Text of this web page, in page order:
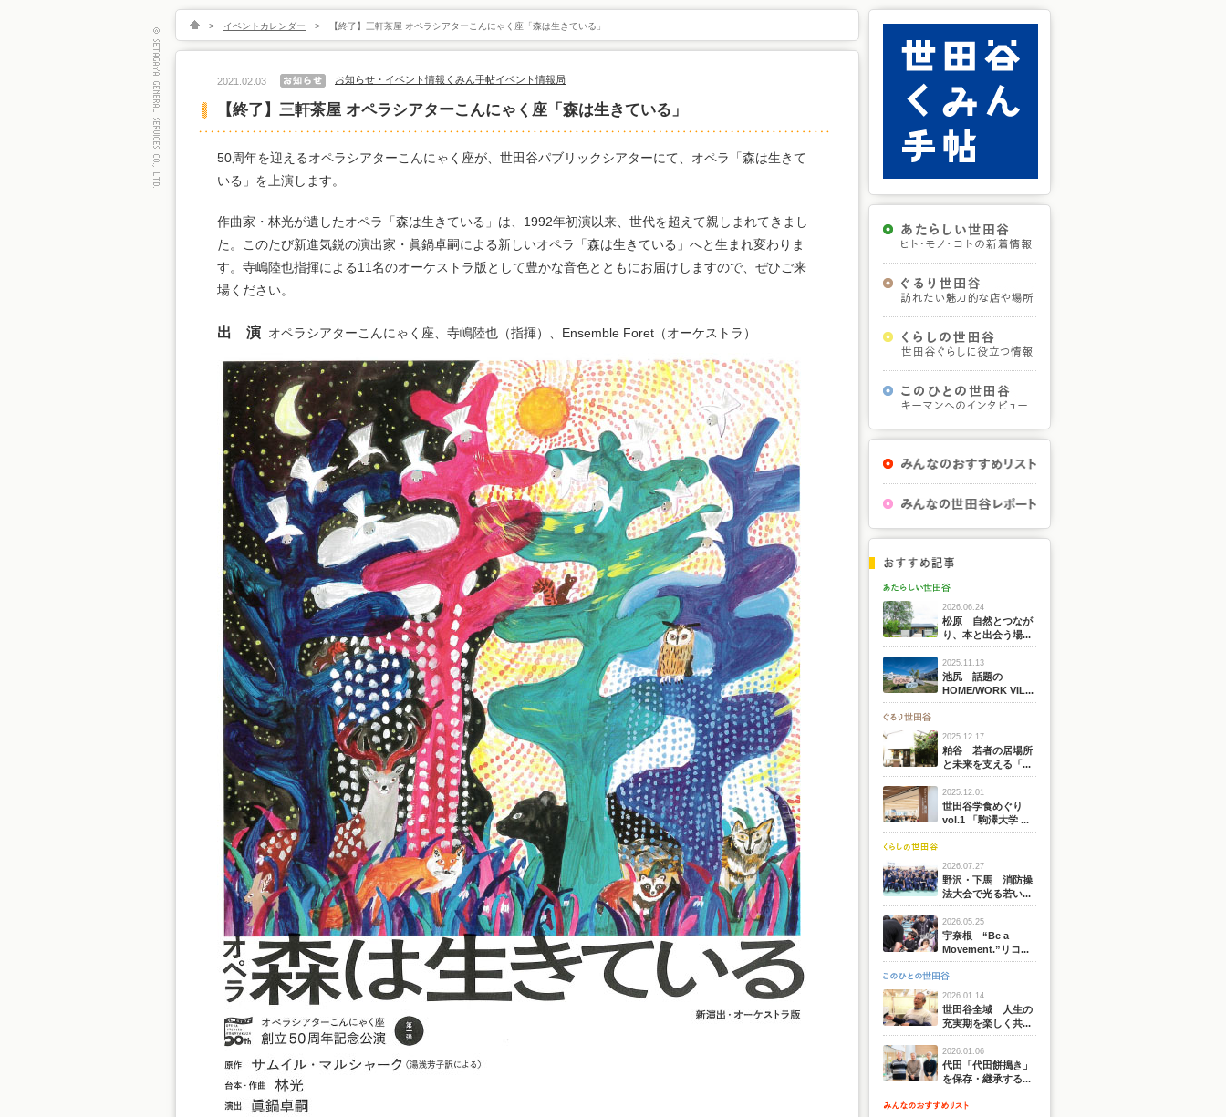
> イベントカレンダー > 【終了】三軒茶屋 オペラシアターこんにゃく座「森は生きている」
2021.02.03 お知らせ・イベント情報 くみん手帖イベント情報局
【終了】三軒茶屋 オペラシアターこんにゃく座「森は生きている」
50周年を迎えるオペラシアターこんにゃく座が、世田谷パブリックシアターにて、オペラ「森は生きて
いる」を上演します。
作曲家・林光が遺したオペラ「森は生きている」は、1992年初演以来、世代を超えて親しまれてきまし
た。このたび新進気鋭の演出家・眞鍋卓嗣による新しいオペラ「森は生きている」へと生まれ変わりま
す。寺嶋陸也指揮による11名のオーケストラ版として豊かな音色とともにお届けしますので、ぜひご来
場ください。
出 演 オペラシアターこんにゃく座、寺嶋陸也（指揮）、Ensemble Foret（オーケストラ）
2026.06.24
松原 自然とつなが
り、本と出会う場...
2025.11.13
池尻 話題の
HOME/WORK VIL...
2025.12.17
粕谷 若者の居場所
と未来を支える「...
2025.12.01
世田谷学食めぐり
vol.1 「駒澤大学 ...
2026.07.27
野沢・下馬 消防操
法大会で光る若い...
2026.05.25
宇奈根 “Be a
Movement.”リコ...
2026.01.14
世田谷全域 人生の
充実期を楽しく共...
2026.01.06
代田「代田餅搗き」
を保存・継承する...